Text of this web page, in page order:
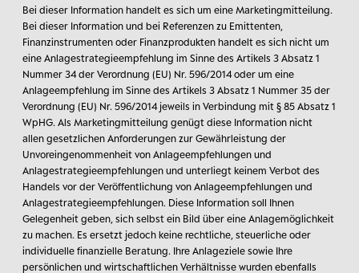
Bei dieser Information handelt es sich um eine Marketingmitteilung.
Bei dieser Information und bei Referenzen zu Emittenten,
Finanzinstrumenten oder Finanzprodukten handelt es sich nicht um
eine Anlagestrategieempfehlung im Sinne des Artikels 3 Absatz 1
Nummer 34 der Verordnung (EU) Nr. 596/2014 oder um eine
Anlageempfehlung im Sinne des Artikels 3 Absatz 1 Nummer 35 der
Verordnung (EU) Nr. 596/2014 jeweils in Verbindung mit § 85 Absatz 1
WpHG. Als Marketingmitteilung genügt diese Information nicht
allen gesetzlichen Anforderungen zur Gewährleistung der
Unvoreingenommenheit von Anlageempfehlungen und
Anlagestrategieempfehlungen und unterliegt keinem Verbot des
Handels vor der Veröffentlichung von Anlageempfehlungen und
Anlagestrategieempfehlungen. Diese Information soll Ihnen
Gelegenheit geben, sich selbst ein Bild über eine Anlagemöglichkeit
zu machen. Es ersetzt jedoch keine rechtliche, steuerliche oder
individuelle finanzielle Beratung. Ihre Anlageziele sowie Ihre
persönlichen und wirtschaftlichen Verhältnisse wurden ebenfalls